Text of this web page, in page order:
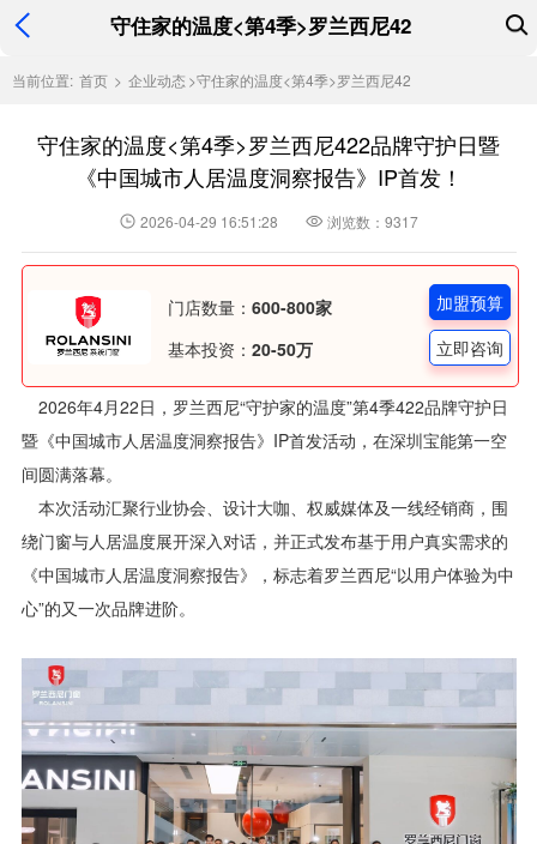
守住家的温度<第4季>罗兰西尼42
当前位置: 首页 > 企业动态 >守住家的温度<第4季>罗兰西尼42
守住家的温度<第4季>罗兰西尼422品牌守护日暨
《中国城市人居温度洞察报告》IP首发！
2026-04-29 16:51:28 浏览数：9317
门店数量： 600-800家
基本投资： 20-50万
加盟预算
立即咨询
2026年4月22日，罗兰西尼“守护家的温度”第4季422品牌守护日
暨《中国城市人居温度洞察报告》IP首发活动，在深圳宝能第一空
间圆满落幕。
本次活动汇聚行业协会、设计大咖、权威媒体及一线经销商，围
绕门窗与人居温度展开深入对话，并正式发布基于用户真实需求的
《中国城市人居温度洞察报告》，标志着罗兰西尼“以用户体验为中
心”的又一次品牌进阶。